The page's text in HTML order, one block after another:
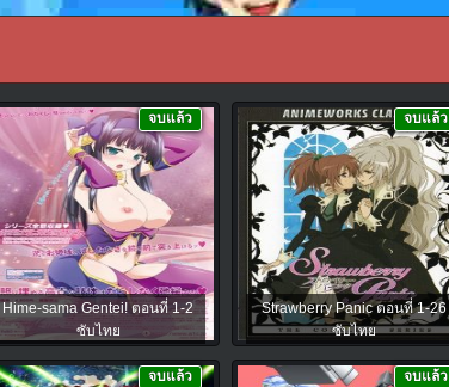
Hime-sama Gentei! ตอนที่ 1-2
ซับไทย
จบแล้ว
Strawberry Panic ตอนที่ 1-26
ซับไทย
จบแล้ว
จบแล้ว จบแล้ว